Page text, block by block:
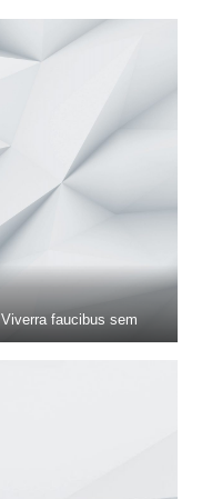
Viverra faucibus sem